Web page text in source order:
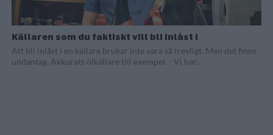
Källaren som du faktiskt vill bli inlåst i
Att bli inlåst i en källare brukar inte vara så trevligt. Men det finns
undantag. Akkurats ölkällare till exempel. - Vi har...